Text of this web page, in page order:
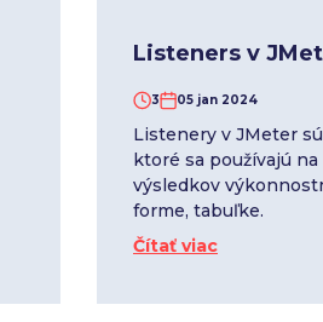
Listeners v
3 05 jan 2024
Listenery v JMeter
ktoré sa používajú
výsledkov
forme, tabuľke.
Čítať viac